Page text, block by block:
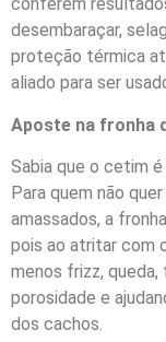
desembaraçar,
proteção térmica
aliado para ser
Aposte na fronha
Sabia que o cetim
Para quem não
amassados, a
pois ao atritar com
menos frizz, queda,
porosidade e
dos cachos.